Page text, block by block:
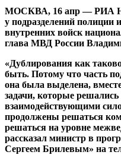
МОСКВА, 16 апр — РИА
у подразделений полиции
внутренних войск
глава МВД России
«Дублирования как
быть. Потому что часть
она была выделена,
задачи, которые
взаимодействующими
продолжены решаться
решаться на уровне
рассказал министр в
Сергеем Брилевым» на